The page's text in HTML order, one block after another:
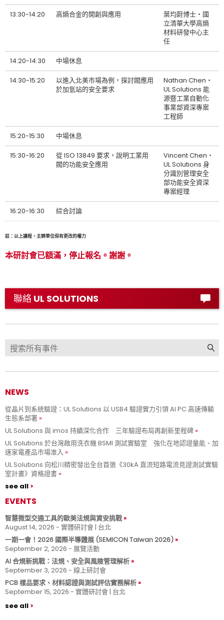
13:30-14:20 高熵合金的開創與應用
葉均蔚博士‧國
立清華大學高熵
材料研發中心主
任
14:20-14:30 中場休息
14:30-15:20
以進入北美市場為例，探討閥應用
於加氫站的安全要求
Nathan Chen‧
UL Solutions 能
源暨工業自動化
事業部資深專案
工程師
15:20-15:30 中場休息
15:30-16:20
從 ISO 13849 要求，說明工業用
閥的功能安全應用
Vincent Chen‧
UL Solutions 身
分識別管理安全
部功能安全資深
專案經理
16:20-16:30 綜合討論
註：以上議程，主辧單位保有更改的權力
本研討會已額滿，停止報名。謝謝。
聯絡 UL SOLUTIONS
NEWS
從晶片到系統驗證：UL Solutions 以 USB4 驗證實力引領 AI PC 高速傳輸
生態系部署
UL Solutions 與 imos 持續深化合作 三年驗證布局再創新里程碑
UL Solutions 於台灣啟用洗衣機 BSMI 測試實驗室 強化在地認證量能、加
速家電產品市場准入
UL Solutions 向松川精密發出全台首張《30kA 直流短路電流見證測試實驗
室計畫》資格證書
see all
EVENTS
智慧微型交通工具的歐美法規與資安挑戰
August 14, 2026 - 實體研討會 | 台北
一期一會！2026 國際半導體展 (SEMICON Taiwan 2026)
September 2, 2026 - 展覽活動
AI 合規新挑戰：法規、安全與風險管理解析
September 3, 2026 - 線上研討會
PCB 樣品要求、材料認證與測試評估實務解析
September 15, 2026 - 實體研討會 | 台北
see all